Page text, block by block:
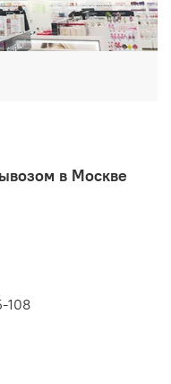
в Москве
108